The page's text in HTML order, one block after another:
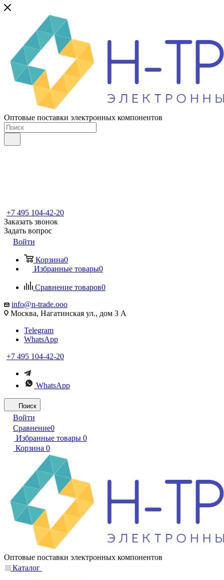
Оптовые поставки электронных компонентов
+7 495 104-42-20
Заказать звонок
Задать вопрос
Войти
Корзина0
Избранные товары0
Сравнение товаров0
info@n-trade.ooo
Москва, Нагатинская ул., дом 3 А
Telegram
WhatsApp
+7 495 104-42-20
WhatsApp
Поиск
Войти
Сравнение0
Избранные товары 0
Корзина 0
Оптовые поставки электронных компонентов
Каталог